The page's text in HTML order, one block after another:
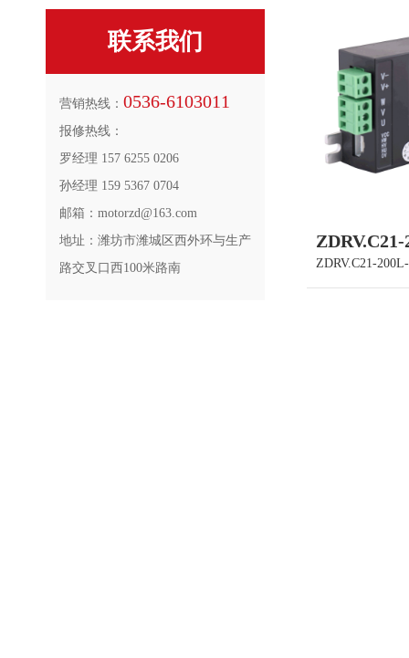
联系我们
营销热线： 0536-6103011
报修热线：
罗经理 157 6255 0206
孙经理 159 5367 0704
邮箱：motorzd@163.com
地址：潍坊市潍城区西外环与生产
路交叉口西100米路南
ZDRV.C21-